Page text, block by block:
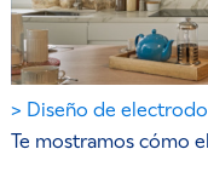
Diseño de
Te mostramos cómo